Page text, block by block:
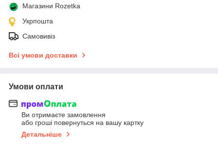
Магазини Rozetka
Укрпошта
Самовивіз
Всі умови доставки
Умови оплати
Ви отримаєте замовлення
або гроші повернуться на вашу картку
Детальніше